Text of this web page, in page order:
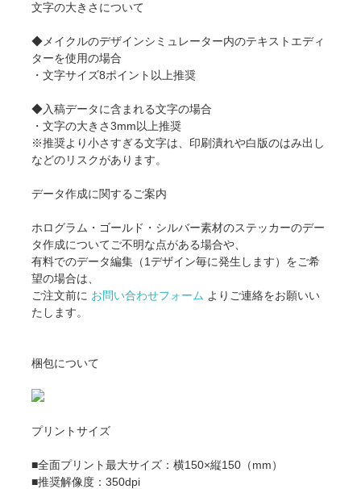
文字の大きさについて
◆メイクルのデザインシミュレーター内のテキストエディ
ターを使用の場合
・文字サイズ8ポイント以上推奨
◆入稿データに含まれる文字の場合
・文字の大きさ3mm以上推奨
※推奨より小さすぎる文字は、印刷潰れや白版のはみ出し
などのリスクがあります。
データ作成に関するご案内
ホログラム・ゴールド・シルバー素材のステッカーのデー
タ作成についてご不明な点がある場合や、
有料でのデータ編集（1デザイン毎に発生します）をご希
望の場合は、
ご注文前に お問い合わせフォーム よりご連絡をお願いい
たします。
梱包について
プリントサイズ
■全面プリント最大サイズ：横150×縦150（mm）
■推奨解像度：350dpi